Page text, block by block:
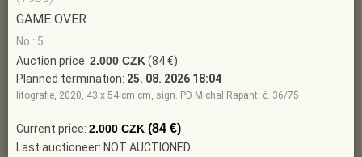
GAME OVER
No.: 5
Auction price: 2.000 CZK(84 €)
Planned termination: 25. 08. 2026 18:04
litografie, 2020, 43 x 54 cm cm, sign. PD Michal Rapant, č. 36/75
Current price: 2.000 CZK (84 €)
Last auctioneer: NOT AUCTIONED